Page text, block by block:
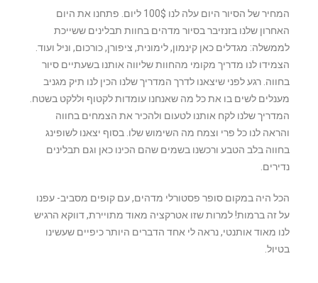
המחיר של הסיור היום עלה לנו 100$ ליום. פתחנו את היום
האחרון שלנו בזנזיבר בסיור מדהים בחוות תבלינים ששייכת
לממשלה: מגדלים כאן קינמון, לימונית, ציפורן, כורכום, וניל ועוד.
הצמידו לנו מדריך מקומי מהחוות שליווה אותנו בשעתיים סיור
בחווה. רגע לפני שיצאנו לדרך המדריך שלנו הכין לנו תיק מגניב
מענלים לשים בו את כל מה שאנחנו עומדות לקטוף וללקט בשטח.
המדריך שלנו לקח אותנו לטעום ולהכיר את הצמחים בחווה
והראה לנו כל פרי וצמח מה השימוש שלו. בסוף יצאנו לשופינג
בחווה בלב הטבע ורכשנו בשמים שהם הכינו כאן וגם תבלינים
נדירים.
הכל היה במקום סופר פסטורלי מדהים, עם קופים מסביב- עפנו
על זה ברמות! למרות שזו אטרקציה מאוד מתויירת, דווקא הרגיש
לנו מאוד אותנטי, נראה לי אחד הדברים היותר כיפיים שעשינו
בטיול.